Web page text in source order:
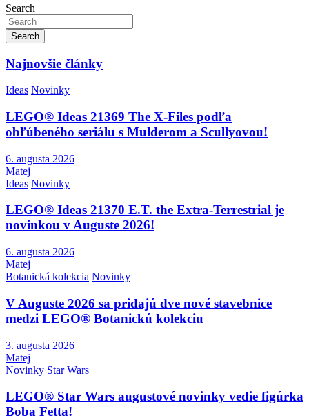
Search
Search
Najnovšie články
Ideas Novinky
LEGO® Ideas 21369 The X-Files podľa
obľúbeného seriálu s Mulderom a Scullyovou!
6. augusta 2026
Matej
Ideas Novinky
LEGO® Ideas 21370 E.T. the Extra-Terrestrial je
novinkou v Auguste 2026!
6. augusta 2026
Matej
Botanická kolekcia Novinky
V Auguste 2026 sa pridajú dve nové stavebnice
medzi LEGO® Botanickú kolekciu
3. augusta 2026
Matej
Novinky Star Wars
LEGO® Star Wars augustové novinky vedie figúrka
Boba Fetta!